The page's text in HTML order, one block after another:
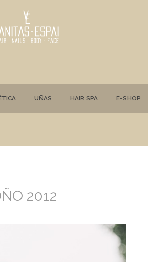
UÑAS HAIR SPA E-SHOP
2012